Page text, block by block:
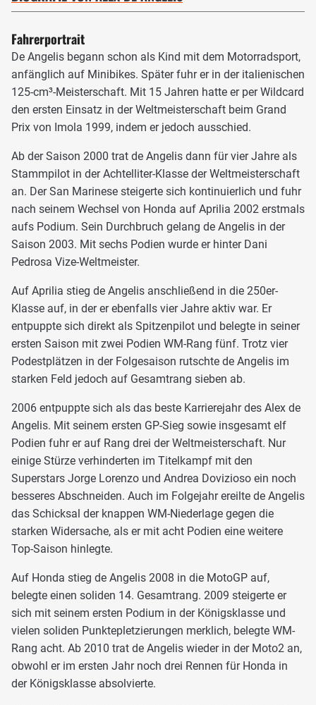
Fahrerportrait
De Angelis begann schon als Kind mit dem Motorradsport,
anfänglich auf Minibikes. Später fuhr er in der italienischen
125-cm³-Meisterschaft. Mit 15 Jahren hatte er per Wildcard
den ersten Einsatz in der Weltmeisterschaft beim Grand
Prix von Imola 1999, indem er jedoch ausschied.
Ab der Saison 2000 trat de Angelis dann für vier Jahre als
Stammpilot in der Achtelliter-Klasse der Weltmeisterschaft
an. Der San Marinese steigerte sich kontinuierlich und fuhr
nach seinem Wechsel von Honda auf Aprilia 2002 erstmals
aufs Podium. Sein Durchbruch gelang de Angelis in der
Saison 2003. Mit sechs Podien wurde er hinter Dani
Pedrosa Vize-Weltmeister.
Auf Aprilia stieg de Angelis anschließend in die 250er-
Klasse auf, in der er ebenfalls vier Jahre aktiv war. Er
entpuppte sich direkt als Spitzenpilot und belegte in seiner
ersten Saison mit zwei Podien WM-Rang fünf. Trotz vier
Podestplätzen in der Folgesaison rutschte de Angelis im
starken Feld jedoch auf Gesamtrang sieben ab.
2006 entpuppte sich als das beste Karrierejahr des Alex de
Angelis. Mit seinem ersten GP-Sieg sowie insgesamt elf
Podien fuhr er auf Rang drei der Weltmeisterschaft. Nur
einige Stürze verhinderten im Titelkampf mit den
Superstars Jorge Lorenzo und Andrea Dovizioso ein noch
besseres Abschneiden. Auch im Folgejahr ereilte de Angelis
das Schicksal der knappen WM-Niederlage gegen die
starken Widersache, als er mit acht Podien eine weitere
Top-Saison hinlegte.
Auf Honda stieg de Angelis 2008 in die MotoGP auf,
belegte einen soliden 14. Gesamtrang. 2009 steigerte er
sich mit seinem ersten Podium in der Königsklasse und
vielen soliden Punktepletzierungen merklich, belegte WM-
Rang acht. Ab 2010 trat de Angelis wieder in der Moto2 an,
obwohl er im ersten Jahr noch drei Rennen für Honda in
der Königsklasse absolvierte.